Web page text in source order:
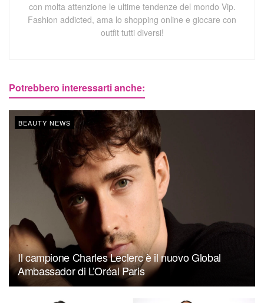
con molta attenzione le ultime tendenze del mondo Vip.
Fashion addicted, ama lo shopping online e giocare con
outfit tutti diversi!
Potrebbero interessarti anche:
BEAUTY NEWS
Il campione Charles Leclerc è il nuovo Global
Ambassador di L’Oréal Paris